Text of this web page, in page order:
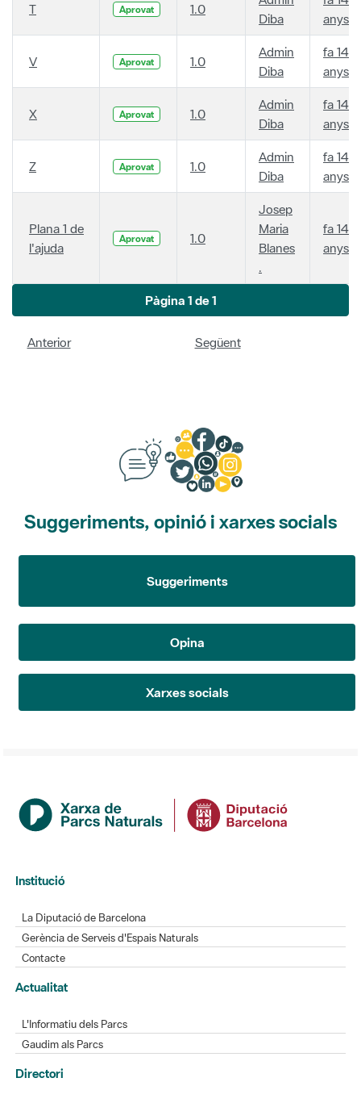
T Aprovat 1.0
Diba
anys
V Aprovat 1.0
Admin
Diba
fa 14
anys
X Aprovat 1.0
Admin
Diba
fa 14
anys
Z Aprovat 1.0
Admin
Diba
fa 14
anys
Plana 1 de
l'ajuda
Aprovat 1.0
Josep
Maria
Blanes
.
fa 14
anys
Pàgina 1 de 1
Anterior Següent
Suggeriments, opinió i xarxes socials
Suggeriments
Opina
Xarxes socials
Institució
La Diputació de Barcelona
Gerència de Serveis d'Espais Naturals
Contacte
Actualitat
L'Informatiu dels Parcs
Gaudim als Parcs
Directori